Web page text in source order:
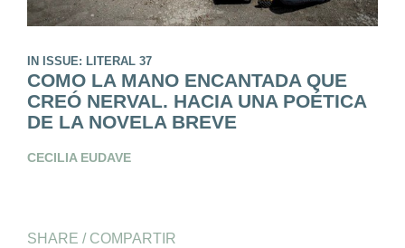
IN ISSUE: LITERAL 37
COMO LA MANO ENCANTADA QUE
CREÓ NERVAL. HACIA UNA POÉTICA
DE LA NOVELA BREVE
CECILIA EUDAVE
SHARE / COMPARTIR